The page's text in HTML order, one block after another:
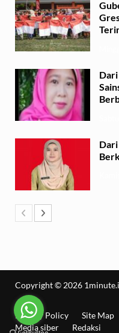
Dari
Copyright © 2026
Privacy Policy Site Map
Media siber
Redaksi